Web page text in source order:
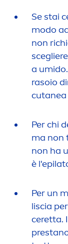
Se stai
modo
non
a
rasoio
cutanea
Per chi
ma non
non ha
è
Per un
liscia
ceretta.